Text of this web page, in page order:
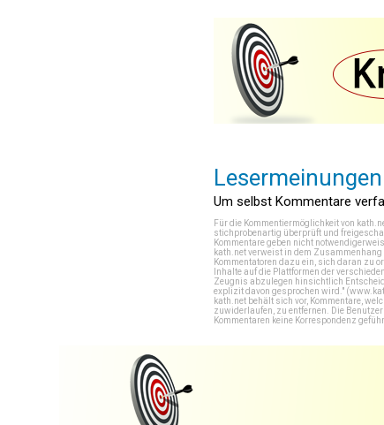
Lesermeinungen
Um selbst Kommentare
Für die Kommentiermöglichkeit von
stichprobenartig überprüft und
Kommentare geben nicht
kath.net verweist in dem
Kommentatoren dazu ein, sich daran zu
Inhalte auf die Plattformen der
Zeugnis abzulegen hinsichtlich
explizit davon gesprochen wird." (
kath.net behält sich vor, Kommentare,
zuwiderlaufen, zu entfernen. Die
Kommentaren keine Korrespondenz